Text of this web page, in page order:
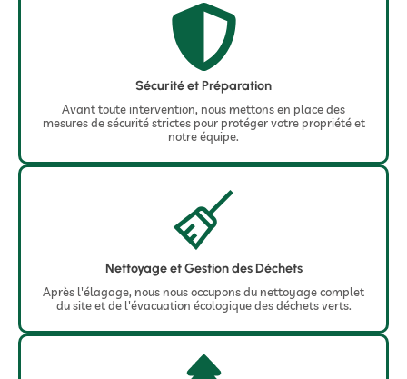
Sécurité et Préparation
Avant toute intervention, nous mettons en place des
mesures de sécurité strictes pour protéger votre propriété et
notre équipe.
Nettoyage et Gestion des Déchets
Après l'élagage, nous nous occupons du nettoyage complet
du site et de l'évacuation écologique des déchets verts.